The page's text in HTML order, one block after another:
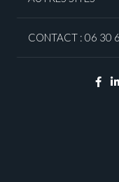
CONTACT : 06 30